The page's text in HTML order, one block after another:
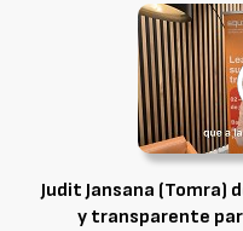
Judit Jansana (Tomra)
y transparente